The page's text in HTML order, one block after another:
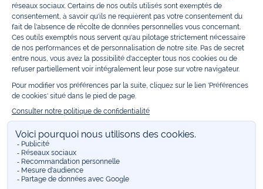
Les Essentielset ses vêtements emblématiques aux couleurs de la
marque, la collectionReflexaux vêtements originaux et ludiques avec
des détails réfléchissants, la collectionSport Chicaussi innovante
qu'élégante, ainsi queles Petits tricotspour compléter le vestiaire de
bébé. Pour passer l’automne et l’hiver au chaud, Jacadi vous propose une
collection demanteaux bébé et enfantet dechaussures d'hiver. Pendant
lesJolis Jours, c’est l’occasion de retrouver la nouvelle collection Jacadi
bébé et enfant à prix doux. Un mariage, un baptême, une communion de
prévue ? Trouvez unetenue de cérémoniepour votre enfant. Retrouvez
les sacsTohana, confectionnés en partenariat avec l'Association
malgache Tohana et soutenez un projet permettant à des mamans en
situation de grande précarité d’apprendre le métier de couturière.
transmettre. Pour bien s'équiper pour la
rentrée
besoins des écoles, retrouvez unecollection uniforme
marine, gris, bleu ciel, beige et blanc pour habiller les enfants de la tête
aux pieds. Retrouvez les recommandations Jacadi pour
belles matières. Réservez en ligne, achetez en boutique avec la
réservation. Retrouvez les réponses à vos questions dans les
Collect.